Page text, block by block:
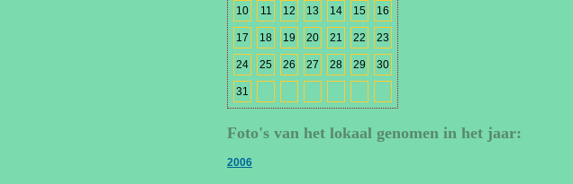
10 11 12 13 14 15 16
17 18 19 20 21 22 23
24 25 26 27 28 29 30
31
Foto's van het lokaal genomen in het jaar:
2006